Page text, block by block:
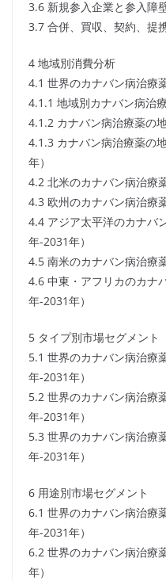
3.6 新規参入企業と参入障
3.7 合併、買収、契約、提
4 地域別消費分析
4.1 世界のカナバン病治療
4.1.1 地域別カナバン病治
4.1.2 カナバン病治療薬の
4.1.3 カナバン病治療薬の
年）
4.2 北米のカナバン病治療
4.3 欧州のカナバン病治療
4.4 アジア太平洋のカナバ
年-2031年）
4.5 南米のカナバン病治療
4.6 中東・アフリカのカナ
年-2031年）
5 タイプ別市場セグメント
5.1 世界のカナバン病治療
年-2031年）
5.2 世界のカナバン病治療
年-2031年）
5.3 世界のカナバン病治療
年-2031年）
6 用途別市場セグメント
6.1 世界のカナバン病治療
年-2031年）
6.2 世界のカナバン病治療
年）